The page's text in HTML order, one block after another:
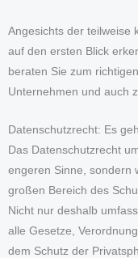
Angesichts der teilweise
auf den ersten Blick
beraten Sie zum
Unternehmen und auch
Datenschutzrecht: Es
Das Datenschutzrecht
engeren Sinne, sondern
großen Bereich des
Nicht nur deshalb
alle Gesetze,
dem Schutz der